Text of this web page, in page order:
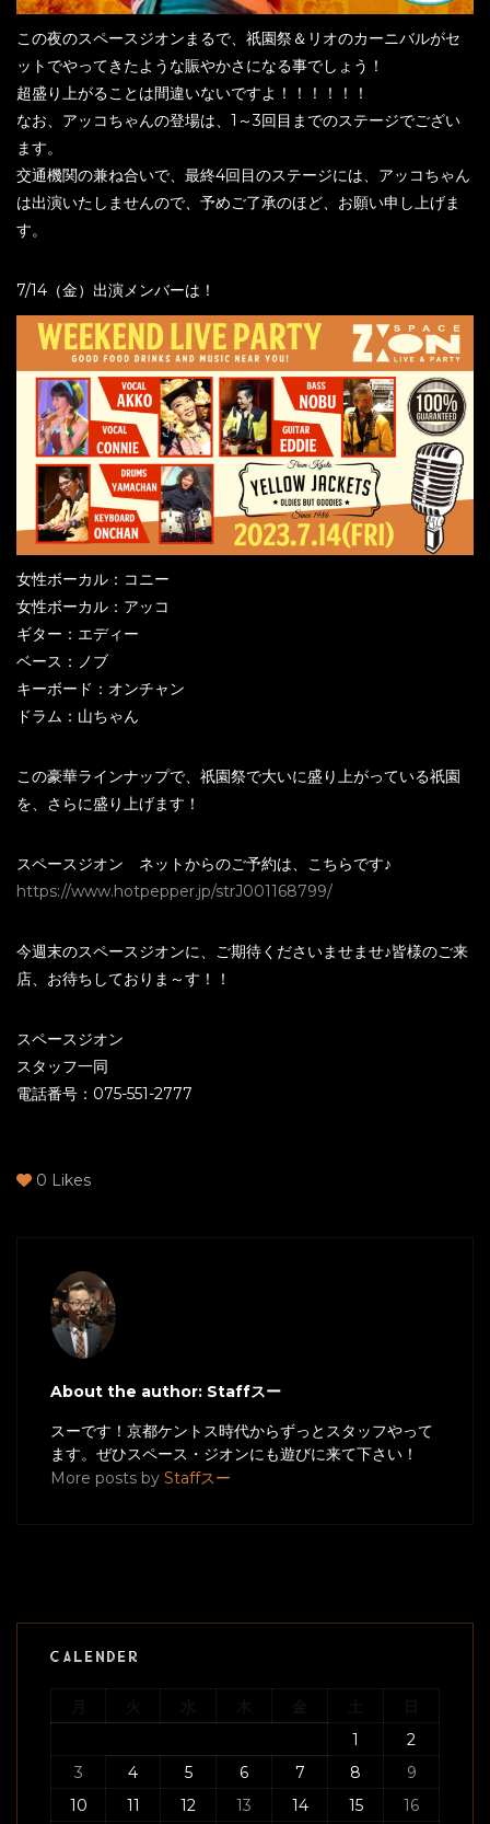
この夜のスペースジオンまるで、祇園祭＆リオのカーニバルがセ
ットでやってきたような賑やかさになる事でしょう！
超盛り上がることは間違いないですよ！！！！！！
なお、アッコちゃんの登場は、1～3回目までのステージでござい
ます。
交通機関の兼ね合いで、最終4回目のステージには、アッコちゃん
は出演いたしませんので、予めご了承のほど、お願い申し上げま
す。
7/14（金）出演メンバーは！
女性ボーカル：コニー
女性ボーカル：アッコ
ギター：エディー
ベース：ノブ
キーボード：オンチャン
ドラム：山ちゃん
この豪華ラインナップで、祇園祭で大いに盛り上がっている祇園
を、さらに盛り上げます！
スペースジオン ネットからのご予約は、こちらです♪
https://www.hotpepper.jp/strJ001168799/
今週末のスペースジオンに、ご期待くださいませませ♪皆様のご来
店、お待ちしておりま～す！！
スペースジオン
スタッフ一同
電話番号：075-551-2777
0 Likes
About the author: Staffスー
スーです！京都ケントス時代からずっとスタッフやって
ます。ぜひスペース・ジオンにも遊びに来て下さい！
More posts by Staffスー
CALENDER
1
2
3
4 5 6 7 8
9
10
11 12 13 14 15
16